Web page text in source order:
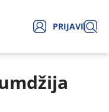
PRIJAVI